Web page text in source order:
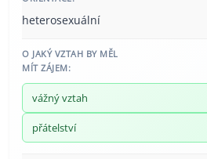
heterosexuální
O JAKÝ VZTAH BY MĚL
MÍT ZÁJEM:
vážný vztah
přátelství